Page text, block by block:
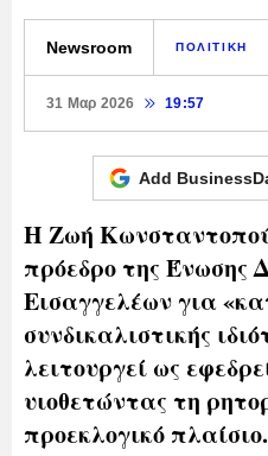
Newsroom ΠΟΛΙΤΙΚΗ
31 Μαρ 2026 19:57
Add
Η Ζωή
πρόεδρο της Ένωσης
Εισαγγελέων για
συνδικαλιστικής
λειτουργεί ως
υιοθετώντας τη
προεκλογικό πλαίσιο.